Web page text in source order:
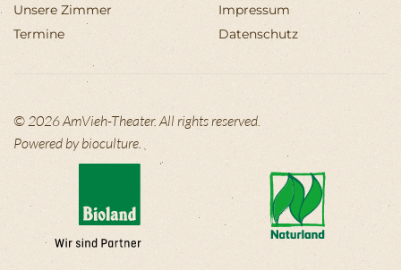
Unsere Zimmer
Termine
Impressum
Datenschutz
©2026AmVieh-Theater. All rights reserved.
Powered bybioculture.